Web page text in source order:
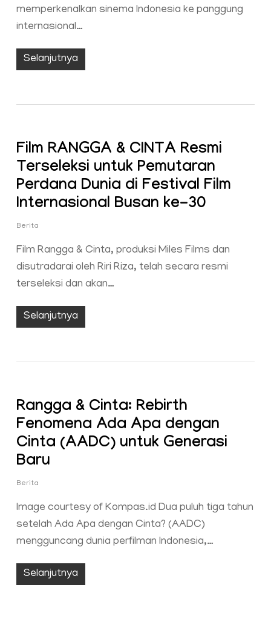
memperkenalkan sinema Indonesia ke panggung
internasional…
Selanjutnya
Film RANGGA & CINTA Resmi
Terseleksi untuk Pemutaran
Perdana Dunia di Festival Film
Internasional Busan ke-30
Berita
Film Rangga & Cinta, produksi Miles Films dan
disutradarai oleh Riri Riza, telah secara resmi
terseleksi dan akan…
Selanjutnya
Rangga & Cinta: Rebirth
Fenomena Ada Apa dengan
Cinta (AADC) untuk Generasi
Baru
Berita
Image courtesy of Kompas.id Dua puluh tiga tahun
setelah Ada Apa dengan Cinta? (AADC)
mengguncang dunia perfilman Indonesia,…
Selanjutnya